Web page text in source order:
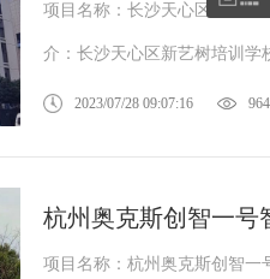
项目名称：长沙天心区新艺树
介：长沙天心区新艺树培训学
2023/07/28 09:07:16
杭州奥克斯创智一号
项目名称：杭州奥克斯创智一